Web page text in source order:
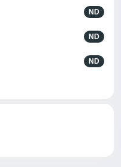
ND
ND
ND